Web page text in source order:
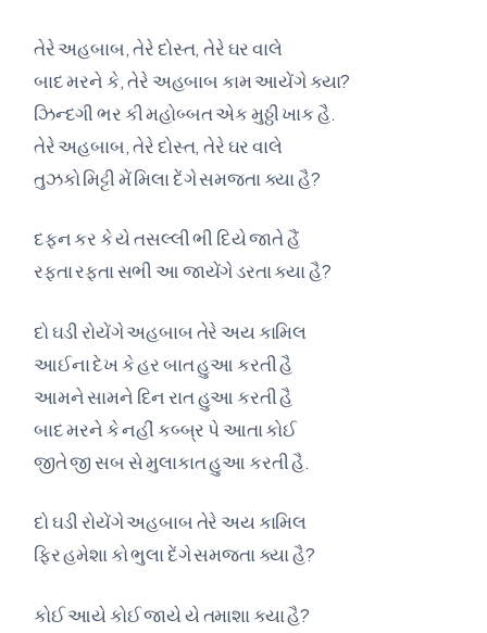
તેરે અહબાબ, તેરે દોસ્ત, તેરે ઘર વાલે
બાદ મરને કે, તેરે અહબાબ કામ આયેંગે ક્યા?
ઝિન્દગી ભર કી મહોબ્બત એક મુઠ્ઠી ખાક હૈ.
તેરે અહબાબ, તેરે દોસ્ત, તેરે ઘર વાલે
તુઝકો મિટ્ટી મેં મિલા દેંગે સમજતા ક્યા હૈ?
દફન કર કે યે તસલ્લી ભી દિયે જાતે હૈં
રફ્તા રફ્તા સભી આ જાયેંગે ડરતા ક્યા હૈ?
દો ઘડી રોયેંગે અહબાબ તેરે અય કામિલ
આઈના દેખ કે હર બાત હુઆ કરતી હૈ
આમને સામને દિન રાત હુઆ કરતી હૈ
બાદ મરને કે નહીં કબ્બ્ર પે આતા કોઈ
જીતે જી સબ સે મુલાકાત હુઆ કરતી હૈ.
દો ઘડી રોયેંગે અહબાબ તેરે અય કામિલ
ફિર હમેશા કો ભુલા દેંગે સમજતા ક્યા હૈ?
કોઈ આયે કોઈ જાયે યે તમાશા ક્યા હૈ?